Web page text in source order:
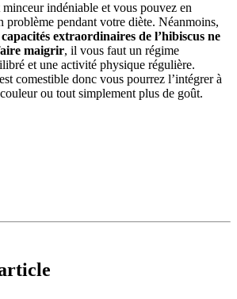
indéniable et vous pouvez en
problème pendant votre diète. Néanmoins,
extraordinaires de l’hibiscus ne
maigrir, il vous faut un régime
et une activité physique régulière.
comestible donc vous pourrez l’intégrer à
ou tout simplement plus de goût.